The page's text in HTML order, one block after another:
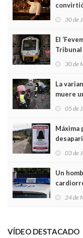
Asturias
30 de
El
30 de
La
muere
frontal
05 de
Máxima
03 de
Un
Local en
24 de
VÍDEO DESTACADO